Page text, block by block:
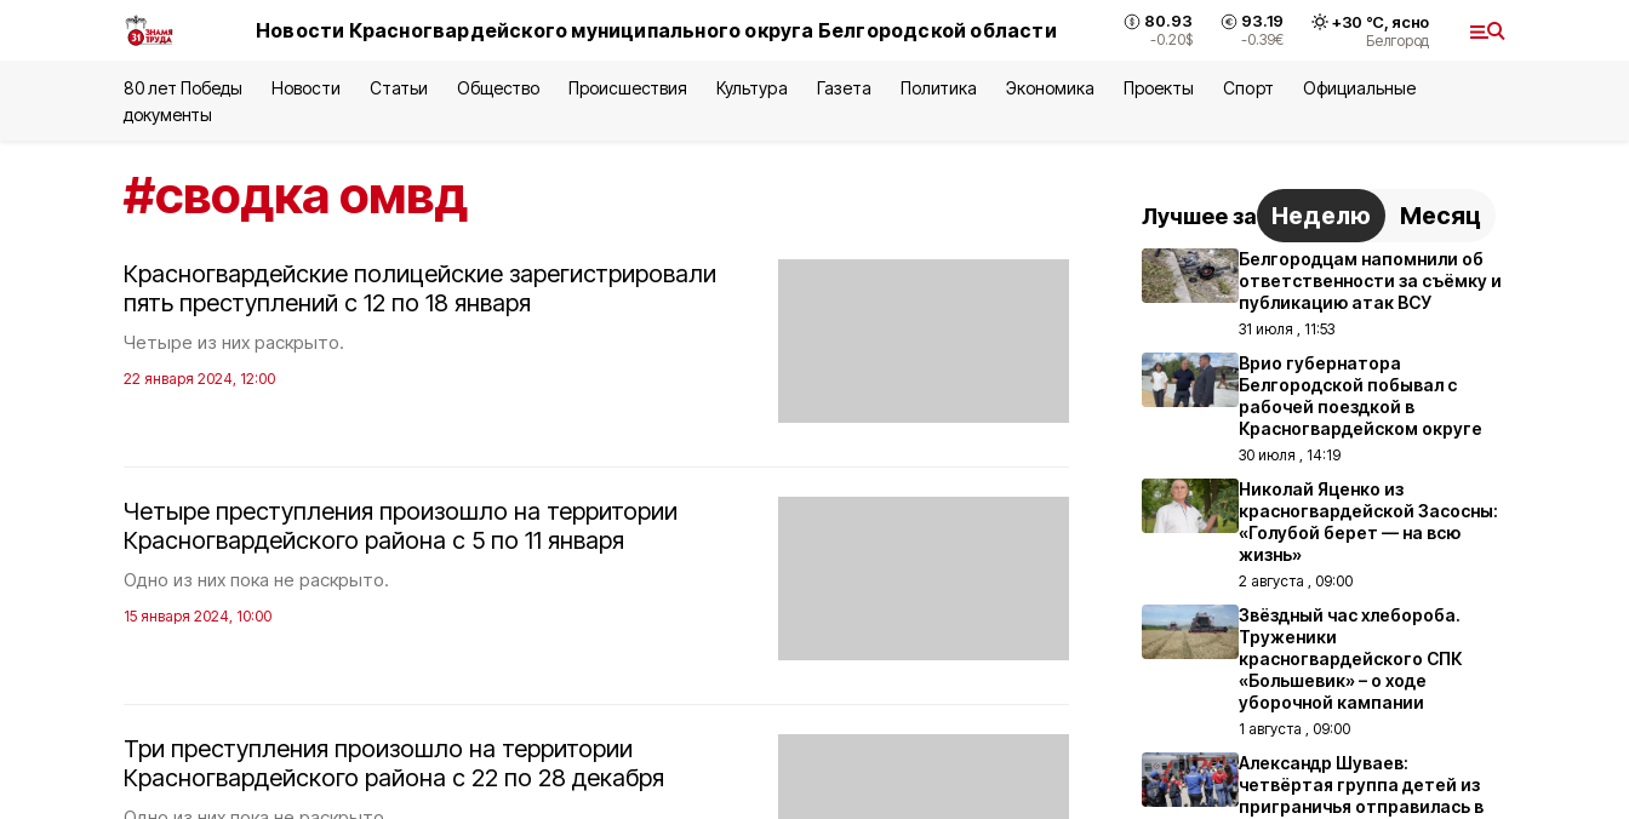
Новости Красногвардейского муниципального округа Белгородской области 80.93
-0.20$
93.19
-0.39€
+30 °С, ясно
Белгород
80 лет Победы Новости Статьи Общество Происшествия Культура Газета Политика Экономика Проекты Спорт
Официальные
документы
#сводка омвд
Красногвардейские полицейские зарегистрировали
пять преступлений с 12 по 18 января
Четыре из них раскрыто.
22 января 2024, 12:00
Четыре преступления произошло на территории
Красногвардейского района с 5 по 11 января
Одно из них пока не раскрыто.
15 января 2024, 10:00
Три преступления произошло на территории
Красногвардейского района с 22 по 28 декабря
Лучшее за Неделю Месяц
Белгородцам напомнили об
ответственности за съёмку и
публикацию атак ВСУ
31 июля , 11:53
Врио губернатора
Белгородской побывал с
рабочей поездкой в
Красногвардейском округе
30 июля , 14:19
Николай Яценко из
красногвардейской Засосны:
«Голубой берет — на всю
жизнь»
2 августа , 09:00
Звёздный час хлебороба.
Труженики
красногвардейского СПК
«Большевик» – о ходе
уборочной кампании
1 августа , 09:00
Александр Шуваев:
четвёртая группа детей из
приграничья отправилась в